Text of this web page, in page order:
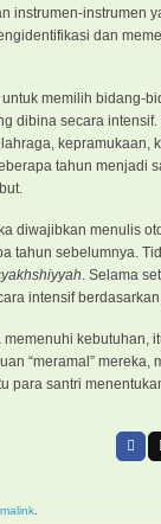
instrumen-instrumen
dan
memilih bidang-
dibina secara
tahun menjadi
diwajibkan menulis
tahun sebelumnya.
. Selama
intensif
kebutuhan,
“meramal”
para santri